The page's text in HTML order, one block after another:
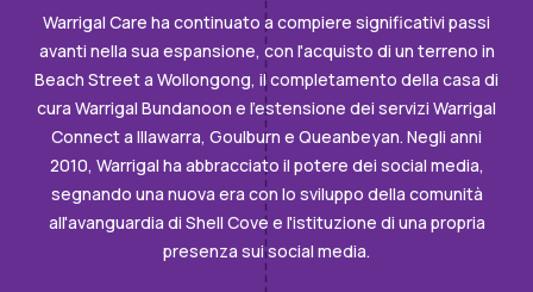
Warrigal Care ha continuato a compiere significativi passi
avanti nella sua espansione, con l'acquisto di un terreno in
Beach Street a Wollongong, il completamento della casa di
cura Warrigal Bundanoon e l'estensione dei servizi Warrigal
Connect a Illawarra, Goulburn e Queanbeyan. Negli anni
2010, Warrigal ha abbracciato il potere dei social media,
segnando una nuova era con lo sviluppo della comunità
all'avanguardia di Shell Cove e l'istituzione di una propria
presenza sui social media.